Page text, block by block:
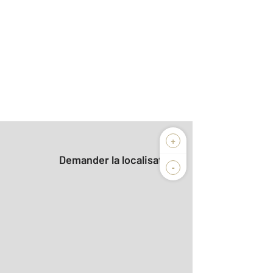
+
-
Demander la localisation